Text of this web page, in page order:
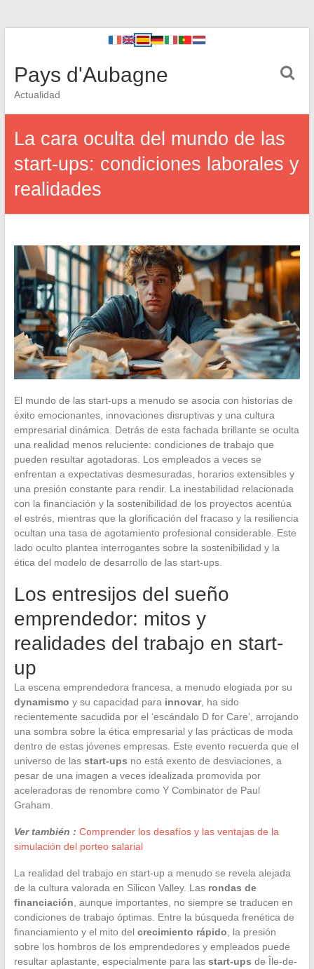
Pays d'Aubagne
Actualidad
La cara oculta del mundo de las
start-ups: condiciones laborales y
realidades
El mundo de las start-ups a menudo se asocia con historias de
éxito emocionantes, innovaciones disruptivas y una cultura
empresarial dinámica. Detrás de esta fachada brillante se oculta
una realidad menos reluciente: condiciones de trabajo que
pueden resultar agotadoras. Los empleados a veces se
enfrentan a expectativas desmesuradas, horarios extensibles y
una presión constante para rendir. La inestabilidad relacionada
con la financiación y la sostenibilidad de los proyectos acentúa
el estrés, mientras que la glorificación del fracaso y la resiliencia
ocultan una tasa de agotamiento profesional considerable. Este
lado oculto plantea interrogantes sobre la sostenibilidad y la
ética del modelo de desarrollo de las start-ups.
Los entresijos del sueño
emprendedor: mitos y
realidades del trabajo en start-
up
La escena emprendedora francesa, a menudo elogiada por su
dynamismo y su capacidad para innovar, ha sido
recientemente sacudida por el ‘escándalo D for Care’, arrojando
una sombra sobre la ética empresarial y las prácticas de moda
dentro de estas jóvenes empresas. Este evento recuerda que el
universo de las start-ups no está exento de desviaciones, a
pesar de una imagen a veces idealizada promovida por
aceleradoras de renombre como Y Combinator de Paul
Graham.
Ver también : Comprender los desafíos y las ventajas de la
simulación del porteo salarial
La realidad del trabajo en start-up a menudo se revela alejada
de la cultura valorada en Silicon Valley. Las rondas de
financiación , aunque importantes, no siempre se traducen en
condiciones de trabajo óptimas. Entre la búsqueda frenética de
financiamiento y el mito del crecimiento rápido , la presión
sobre los hombros de los emprendedores y empleados puede
resultar aplastante, especialmente para las start-ups de Île-de-